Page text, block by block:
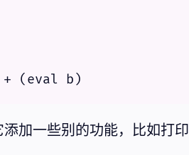
加一些别的功能，比如打